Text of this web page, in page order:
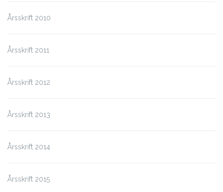
Årsskrift 2010
Årsskrift 2011
Årsskrift 2012
Årsskrift 2013
Årsskrift 2014
Årsskrift 2015